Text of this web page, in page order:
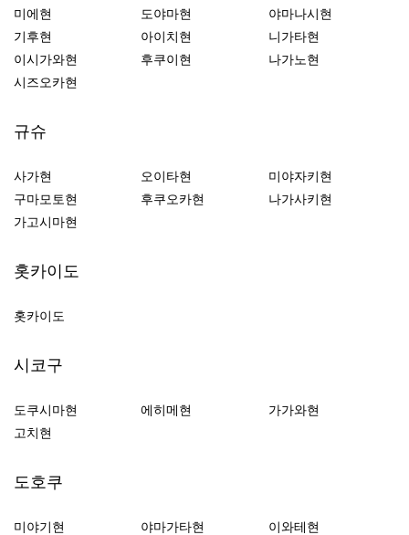
미에현 도야마현
야마나시현
기후현
아이치현
니가타현
이시가와현
후쿠이현
나가노현
시즈오카현
규슈
사가현 오이타현
미야자키현
구마모토현
후쿠오카현
나가사키현
가고시마현
홋카이도
홋카이도
시코구
도쿠시마현 에히메현
가가와현
고치현
도호쿠
미야기현 야마가타현
이와테현